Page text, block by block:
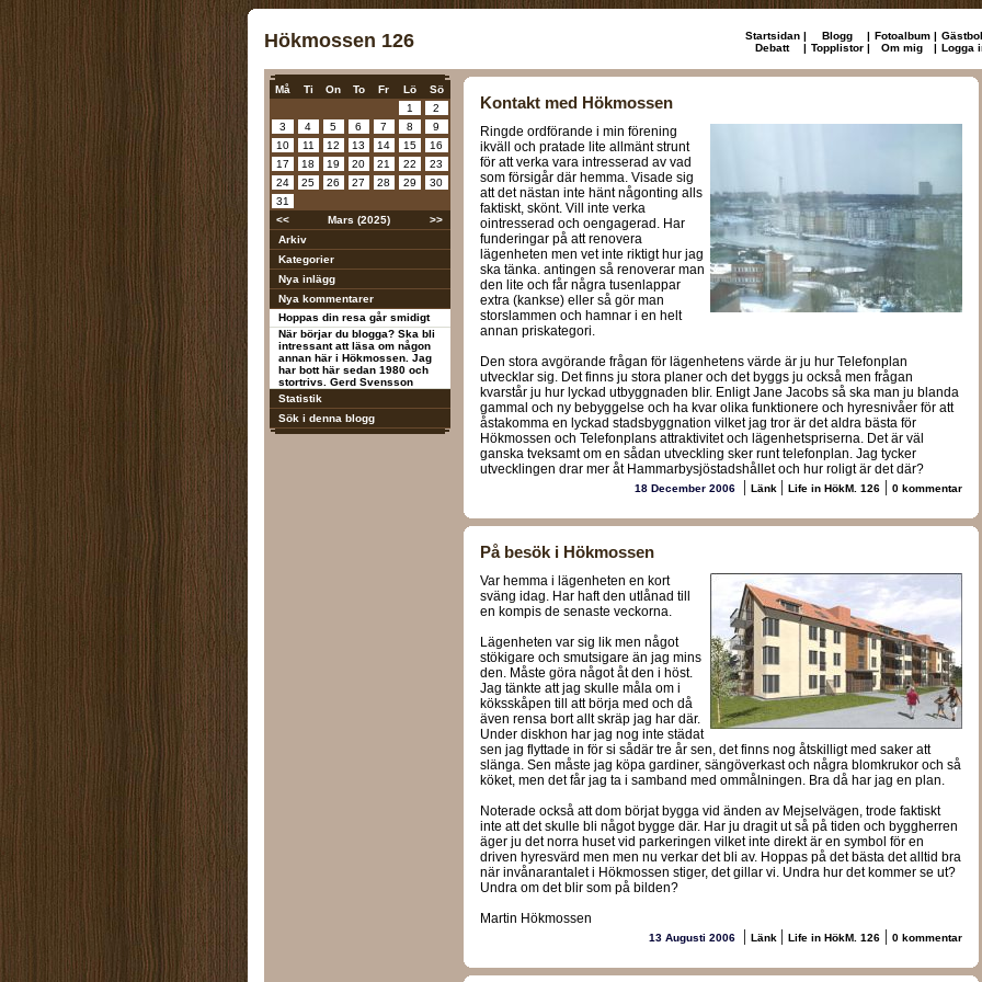
Hökmossen 126 Startsidan | Blogg | Fotoalbum |
Debatt
| Topplistor | Om mig | Logga
Må Ti On To Fr Lö
Sö
1
2
3
4 5 6 7 8
9
10
11 12 13 14 15
16
17
18 19 20 21 22
23
24
25 26 27 28 29
30
31
<<
Mars (2025)
>>
Arkiv
Kategorier
Nya inlägg
Nya kommentarer
Hoppas din resa går smidigt
När börjar du blogga? Ska bli
intressant att läsa om någon
annan här i Hökmossen. Jag
har bott här sedan 1980 och
stortrivs. Gerd Svensson
Statistik
Sök i denna blogg
Kontakt med Hökmossen
Ringde ordförande i min förening
ikväll och pratade lite allmänt strunt
för att verka vara intresserad av vad
som försigår där hemma. Visade sig
att det nästan inte hänt någonting alls
faktiskt, skönt. Vill inte verka
ointresserad och oengagerad. Har
funderingar på att renovera
lägenheten men vet inte riktigt hur jag
ska tänka. antingen så renoverar man
den lite och får några tusenlappar
extra (kankse) eller så gör man
storslammen och hamnar i en helt
annan priskategori.
Den stora avgörande frågan för lägenhetens värde är ju hur Telefonplan
utvecklar sig. Det finns ju stora planer och det byggs ju också men frågan
kvarstår ju hur lyckad utbyggnaden blir. Enligt Jane Jacobs så ska man ju blanda
gammal och ny bebyggelse och ha kvar olika funktionere och hyresnivåer för att
åstakomma en lyckad stadsbyggnation vilket jag tror är det aldra bästa för
Hökmossen och Telefonplans attraktivitet och lägenhetspriserna. Det är väl
ganska tveksamt om en sådan utveckling sker runt telefonplan. Jag tycker
utvecklingen drar mer åt Hammarbysjöstadshållet och hur roligt är det där?
18 December 2006 | Länk | Life in HökM. 126 | 0 kommentar
På besök i Hökmossen
Var hemma i lägenheten en kort
sväng idag. Har haft den utlånad till
en kompis de senaste veckorna.
Lägenheten var sig lik men något
stökigare och smutsigare än jag mins
den. Måste göra något åt den i höst.
Jag tänkte att jag skulle måla om i
köksskåpen till att börja med och då
även rensa bort allt skräp jag har där.
Under diskhon har jag nog inte städat
sen jag flyttade in för si sådär tre år sen, det finns nog åtskilligt med saker att
slänga. Sen måste jag köpa gardiner, sängöverkast och några blomkrukor och så
köket, men det får jag ta i samband med ommålningen. Bra då har jag en plan.
Noterade också att dom börjat bygga vid änden av Mejselvägen, trode faktiskt
inte att det skulle bli något bygge där. Har ju dragit ut så på tiden och byggherren
äger ju det norra huset vid parkeringen vilket inte direkt är en symbol för en
driven hyresvärd men men nu verkar det bli av. Hoppas på det bästa det alltid bra
när invånarantalet i Hökmossen stiger, det gillar vi. Undra hur det kommer se ut?
Undra om det blir som på bilden?
Martin Hökmossen
13 Augusti 2006 | Länk | Life in HökM. 126 | 0 kommentar